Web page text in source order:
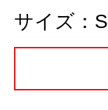
サイズ：